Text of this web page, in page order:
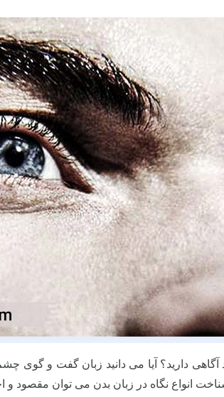
دارید؟ آیا می دانید زبان گفت و گوی
انواع نگاه در زبان بدن می توان